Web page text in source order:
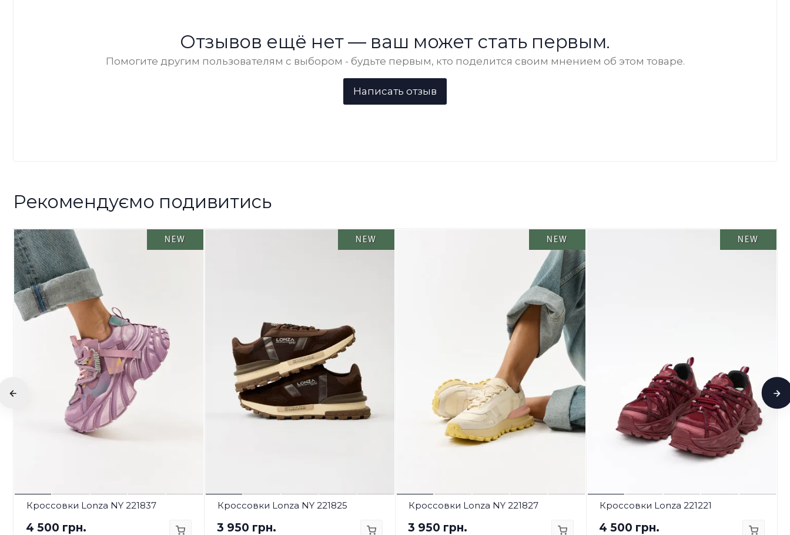
Отзывов ещё нет — ваш может стать первым.
Помогите другим пользователям с выбором - будьте первым, кто поделится своим мнением об этом товаре.
Рекомендуємо подивитись
NEW
Кроссовки Lonza NY 221837
4 500 грн.
NEW
Кроссовки Lonza NY 221825
3 950 грн.
NEW
Кроссовки Lonza NY 221827
3 950 грн.
NEW
Кроссовки Lonza 221221
4 500 грн.